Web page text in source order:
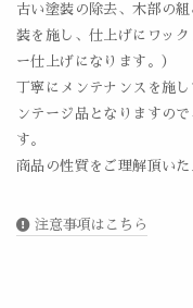
古い塗装の除去、木部の
装を施し、仕上げにワッ
ー仕上げになります。）
丁寧にメンテナンスを施
ンテージ品となりますの
す。
商品の性質をご理解頂いた
注意事項はこちら